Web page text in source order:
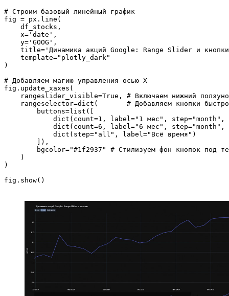
# Строим базовый линейный график
fig = px.line(
    df_stocks,
    x='date',
    y='GOOG',
title='Динамика акций Google: Range Slider и
    template="plotly_dark"
)
# Добавляем магию управления осью X
fig.update_xaxes(
rangeslider_visible=True, # Включаем нижний
rangeselector=dict(       # Добавляем кнопки
        buttons=list([
dict(count=1, label="1 мес", step="month",
dict(count=6, label="6 мес", step="month",
            dict(step="all", label="Всё время")
        ]),
bgcolor="#1f2937" # Стилизуем фон кнопок под
    )
)